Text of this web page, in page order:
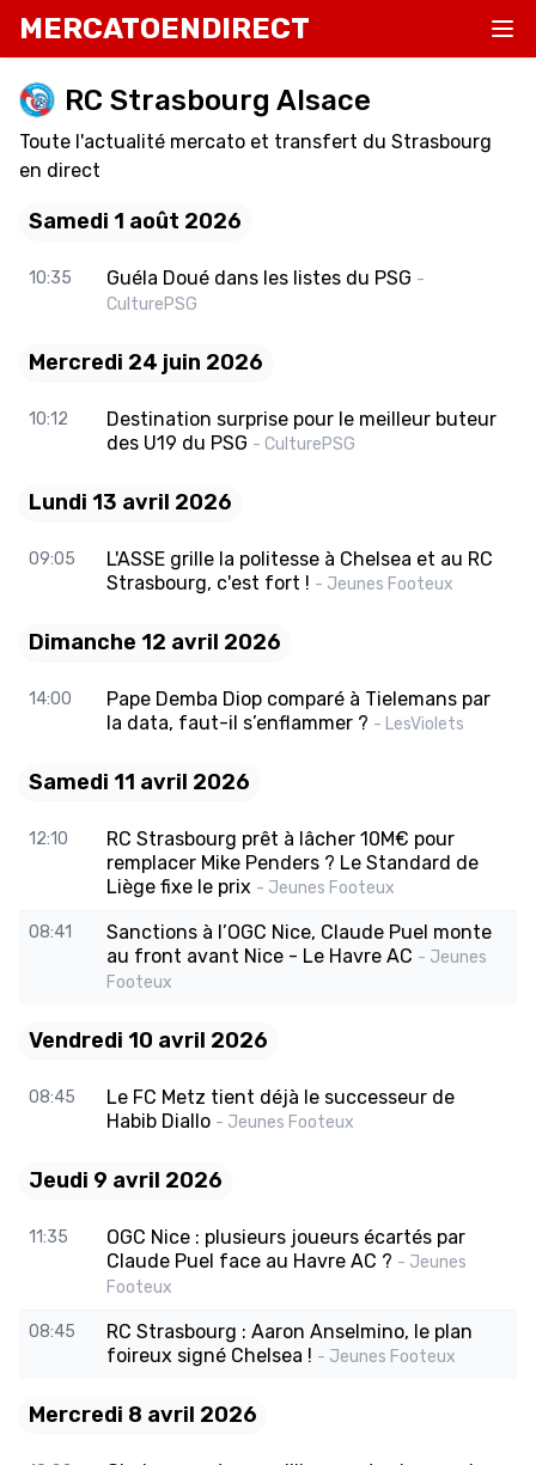
MERCATOENDIRECT
RC Strasbourg Alsace
Toute l'actualité mercato et transfert du Strasbourg
en direct
Samedi 1 août 2026
10:35 Guéla Doué dans les listes du PSG -
CulturePSG
Mercredi 24 juin 2026
10:12
Destination surprise pour le meilleur buteur
des U19 du PSG - CulturePSG
Lundi 13 avril 2026
09:05
L'ASSE grille la politesse à Chelsea et au RC
Strasbourg, c'est fort ! - Jeunes Footeux
Dimanche 12 avril 2026
14:00
Pape Demba Diop comparé à Tielemans par
la data, faut-il s’enflammer ? - LesViolets
Samedi 11 avril 2026
12:10
RC Strasbourg prêt à lâcher 10M€ pour
remplacer Mike Penders ? Le Standard de
Liège fixe le prix - Jeunes Footeux
08:41
Sanctions à l’OGC Nice, Claude Puel monte
au front avant Nice - Le Havre AC - Jeunes
Footeux
Vendredi 10 avril 2026
08:45
Le FC Metz tient déjà le successeur de
Habib Diallo - Jeunes Footeux
Jeudi 9 avril 2026
11:35
OGC Nice : plusieurs joueurs écartés par
Claude Puel face au Havre AC ? - Jeunes
Footeux
08:45
RC Strasbourg : Aaron Anselmino, le plan
foireux signé Chelsea ! - Jeunes Footeux
Mercredi 8 avril 2026